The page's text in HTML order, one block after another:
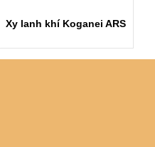
Xy lanh khí Koganei ARS